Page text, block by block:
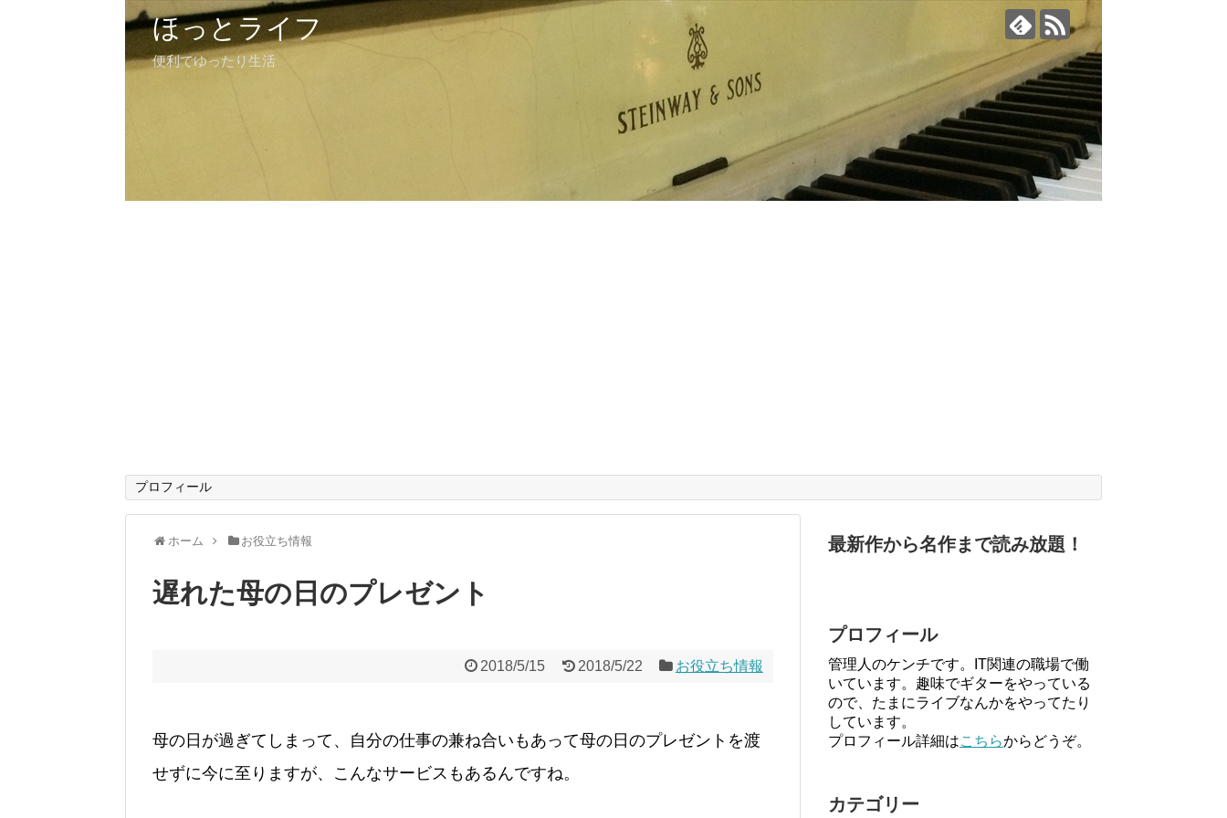
ほっとライフ
便利でゆったり生活
プロフィール
ホーム お役立ち情報
遅れた母の日のプレゼント
2018/5/15 2018/5/22 お役立ち情報
母の日が過ぎてしまって、自分の仕事の兼ね合いもあって母の日のプレゼントを渡
せずに今に至りますが、こんなサービスもあるんですね。
最新作から名作まで読み放題！
プロフィール
管理人のケンチです。IT関連の職場で働
いています。趣味でギターをやっている
ので、たまにライブなんかをやってたり
しています。
プロフィール詳細はこちらからどうぞ。
カテゴリー